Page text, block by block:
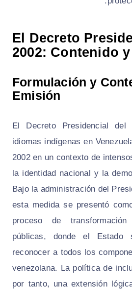
El Decreto
2002: Contenido
Formulación y
Emisión
El Decreto Presidencial
idiomas indígenas en
2002 en un contexto de
la identidad nacional y la
Bajo la administración del
esta medida se presentó
proceso de
públicas, donde el Estado
reconocer a todos los
venezolana. La política de
por tanto, una extensión